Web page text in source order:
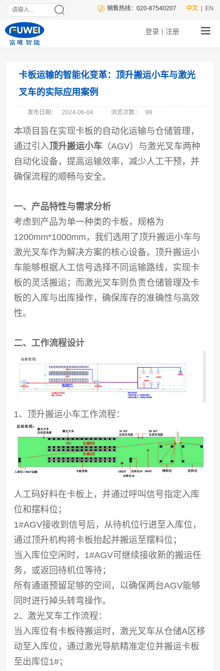
| EN
中文
销售热线：020-87540207
登录 注册
卡板运输的智能化变革：顶升搬运小车与激光
叉车的实际应用案例
发布日期： 2024-06-04 浏览次数： 98
本项目旨在实现卡板的自动化运输与仓储管理，
通过引入顶升搬运小车 （AGV）与激光叉车两种
自动化设备，提高运输效率，减少人工干预，并
确保流程的顺畅与安全。
一、产品特性与需求分析
考虑到产品为单一种类的卡板，规格为
1200mm*1000mm，我们选用了顶升搬运小车与
激光叉车作为解决方案的核心设备。顶升搬运小
车能够根据人工信号选择不同运输路线，实现卡
板的灵活搬运；而激光叉车则负责仓储管理及卡
板的入库与出库操作，确保库存的准确性与高效
性。
二、工作流程设计
1、顶升搬运小车工作流程：
人工码好料在卡板上，并通过呼叫信号指定入库
位和摆料位；
1#AGV接收到信号后，从待机位行进至入库位，
通过顶升机构将卡板抬起并搬运至摆料位；
当入库位空闲时，1#AGV可继续接收新的搬运任
务，或返回待机位等待；
所有通道预留足够的空间，以确保两台AGV能够
同时进行掉头转弯操作。
2、激光叉车工作流程：
当入库位有卡板待搬运时，激光叉车从仓储A区移
动至入库位，通过激光导航精准定位并搬运卡板
至出库位1#；